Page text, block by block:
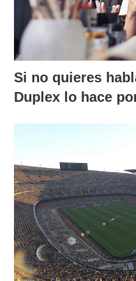
Si no quieres
Duplex lo hace